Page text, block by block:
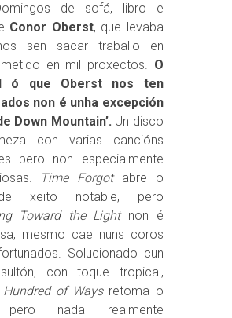
de sofá, libro e
Conor Oberst, que levaba
sen sacar traballo en
en mil proxectos. O
ó que Oberst nos ten
non é unha excepción
Down Mountain’. Un disco
con varias cancións
pero non especialmente
Time Forgotabre o
xeito notable, pero
Toward the Lightnon é
mesmo cae nuns coros
Solucionado cun
con toque tropical,
Hundred of Waysretoma o
pero nada realmente